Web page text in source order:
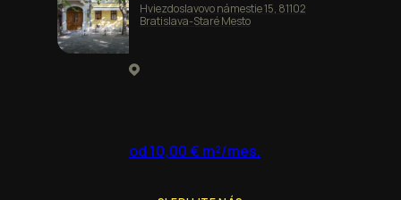
Hviezdoslavovo námestie 15, 81102
Bratislava-Staré Mesto
od 10,00 € m²/mes.